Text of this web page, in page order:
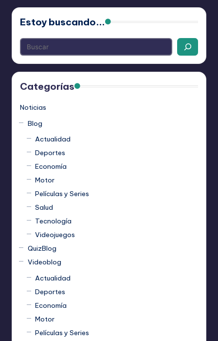
Estoy buscando...
Categorías
Noticias
Blog
Actualidad
Deportes
Economía
Motor
Películas y Series
Salud
Tecnología
Videojuegos
QuizBlog
Videoblog
Actualidad
Deportes
Economía
Motor
Películas y Series